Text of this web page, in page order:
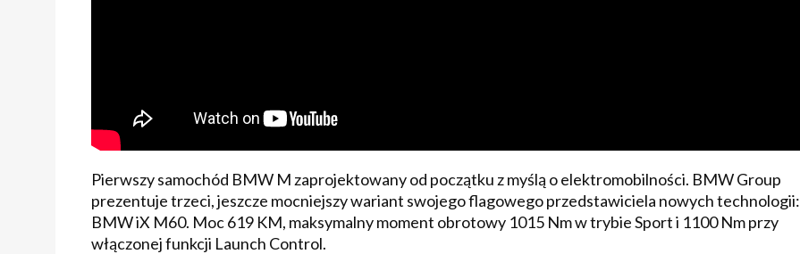
Pierwszy samochód BMW M zaprojektowany od początku z myślą o elektromobilności. BMW Group
prezentuje trzeci, jeszcze mocniejszy wariant swojego flagowego przedstawiciela nowych technologii:
BMW iX M60. Moc 619 KM, maksymalny moment obrotowy 1015 Nm w trybie Sport i 1100 Nm przy
włączonej funkcji Launch Control.